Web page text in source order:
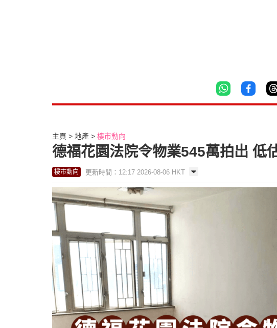
主頁 地產 樓市動向
德福花園法院令物業545萬拍出 低
樓市動向 更新時間：12:17 2026-08-06 HKT